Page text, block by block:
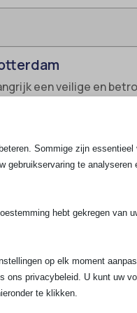
een veilige en
aanpakt: van het
als
InstallQ, en dat we
in Feijenoord
in de
inclusief snelle
Wij
veiligheid.
Sommige zijn essentieel
gebruikservaring te analyseren
hebt gekregen van
op elk moment
ons privacybeleid. U kunt uw
te klikken.